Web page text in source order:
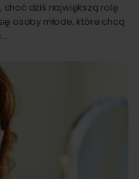
choć dziś największą rolę
osoby młode, które chcą